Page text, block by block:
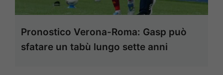
Pronostico Verona-Roma: Gasp può
sfatare un tabù lungo sette anni